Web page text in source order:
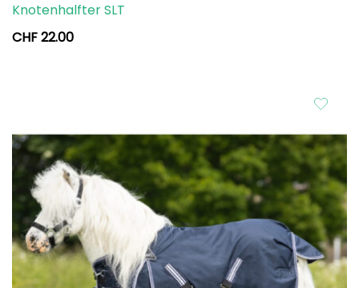
Knotenhalfter SLT
CHF22.00